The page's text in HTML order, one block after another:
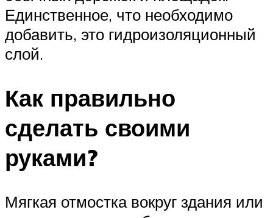
Единственное, что необходимо
добавить, это гидроизоляционный
слой.
Как правильно
сделать своими
руками?
Мягкая отмостка вокруг здания или